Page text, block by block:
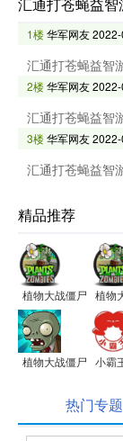
1楼华军网友
汇通打苍蝇益智
2楼华军网友
汇通打苍蝇益智
3楼华军网友
汇通打苍蝇益智
精品推荐
植物大战僵尸 植物
植物大战僵尸 小霸
热门专